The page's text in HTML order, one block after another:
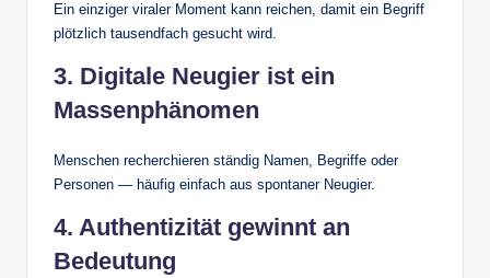
Ein einziger viraler Moment kann reichen, damit ein Begriff
plötzlich tausendfach gesucht wird.
3. Digitale Neugier ist ein
Massenphänomen
Menschen recherchieren ständig Namen, Begriffe oder
Personen — häufig einfach aus spontaner Neugier.
4. Authentizität gewinnt an
Bedeutung